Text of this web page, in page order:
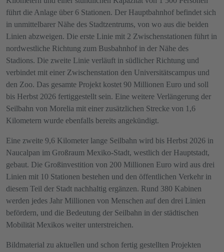
führt die Anlage über 6 Stationen. Der Hauptbahnhof befindet sich
in unmittelbarer Nähe des Stadtzentrums, von wo aus die beiden
Linien abzweigen. Die erste Linie mit 2 Zwischenstationen führt in
nordwestliche Richtung zum Busbahnhof in der Nähe des
Stadions. Die zweite Linie verläuft in südlicher Richtung und
verbindet mit einer Zwischenstation den Universitätscampus und
den Zoo. Das gesamte Projekt kostet 90 Millionen Euro und soll
bis Herbst 2026 fertiggestellt sein. Eine weitere Verlängerung der
Seilbahn von Morelia mit einer zusätzlichen Strecke von 1,6
Kilometern wurde ebenfalls bereits angekündigt.
Eine zweite 9,6 Kilometer lange Seilbahn wird bis Herbst 2026 in
Naucalpan im Großraum Mexiko-Stadt, westlich der Hauptstadt,
gebaut. Die Großinvestition von 200 Millionen Euro wird aus drei
Linien mit 10 Stationen bestehen und den öffentlichen Verkehr in
diesem Teil der Stadt nachhaltig ergänzen. Rund 380 Kabinen
werden jedes Jahr Millionen von Menschen auf den drei Linien
befördern, und die Bedeutung der Seilbahn in der städtischen
Mobilität Mexikos weiter unterstreichen.
Bildmaterial zu aktuellen und schon fertig gestellten Projekten